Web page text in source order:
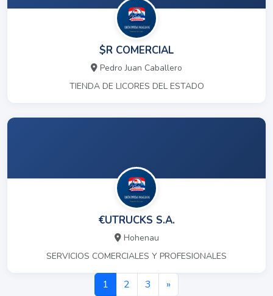
$R COMERCIAL
Pedro Juan Caballero
TIENDA DE LICORES DEL ESTADO
€UTRUCKS S.A.
Hohenau
SERVICIOS COMERCIALES Y PROFESIONALES
1 2 3 »